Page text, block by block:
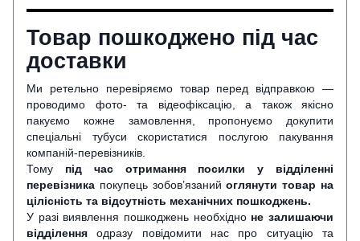
Товар пошкоджено під час
доставки
Ми ретельно перевіряємо товар перед відправкою —
проводимо фото- та відеофіксацію, а також якісно
пакуємо кожне замовлення, пропонуємо докупити
спеціальні тубуси скористатися послугою пакування
компаній-перевізників.
Тому під час отримання посилки у відділенні
перевізника покупець зобов’язанийоглянути товар на
цілісність та відсутність механічних пошкоджень.
У разі виявлення пошкоджень необхідно не залишаючи
відділення одразу повідомити нас про ситуацію та